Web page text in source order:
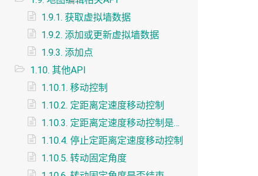
1.9.1. 获取虚拟墙数据
1.9.2. 添加或更新虚拟墙数据
1.9.3. 添加点
1.10. 其他API
1.10.1. 移动控制
1.10.2. 定距离定速度移动控制
1.10.3. 定距离定速度移动控制是否结束
1.10.4. 停止定距离定速度移动控制
1.10.5. 转动固定角度